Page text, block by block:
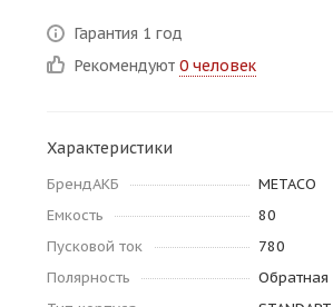
Гарантия 1 год
Рекомендуют 0 человек
Характеристики
БрендАКБ
METACO
Емкость
80
Пусковой ток
780
Полярность
Обратная